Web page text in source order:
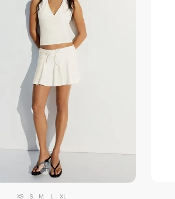
XS S M L XL